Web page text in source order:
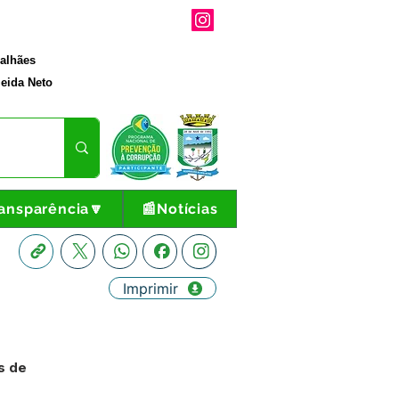
Neto
📰Notícias
Imprimir
de